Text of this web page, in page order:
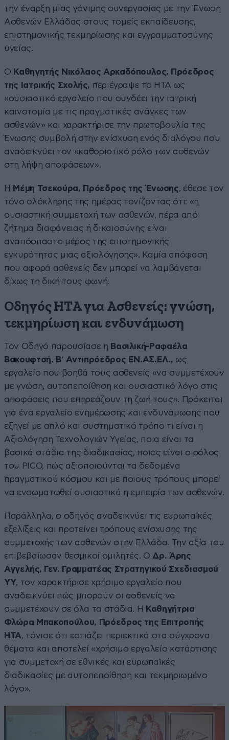
την έναρξη μιας γόνιμης συνεργασίας με την Ένωση
Ασθενών Ελλάδας στους τομείς εκπαίδευσης,
επιστημονικής τεκμηρίωσης και εγγραμματοσύνης
υγείας.
Ο Καθηγητής Νικόλαος Αρκαδόπουλος, Πρόεδρος
της Ιατρικής Σχολής, περιέγραψε το HTA ως
«ουσιαστικό εργαλείο που συνδέει την ιατρική
καινοτομία με τις πραγματικές ανάγκες των
ασθενών» και χαρακτήρισε την πρωτοβουλία της
Ένωσης συμβολή στην ενίσχυση ενός διαλόγου που
αναδεικνύει τον «καθοριστικό ρόλο των ασθενών
στη λήψη αποφάσεων».
Η Μέμη Τσεκούρα, Πρόεδρος της Ένωσης, έθεσε τον
τόνο ολόκληρης της ημέρας τονίζοντας ότι: «η
ουσιαστική συμμετοχή των ασθενών, πέρα από
ζήτημα διαφάνειας ή δικαιοσύνης είναι
αναπόσπαστο μέρος της επιστημονικής
εγκυρότητας μιας αξιολόγησης». Καμία απόφαση
που αφορά ασθενείς δεν μπορεί να λαμβάνεται
δίχως τη δική τους φωνή.
Οδηγός HTA για Ασθενείς: γνώση,
τεκμηρίωση και ενδυνάμωση
Τον Οδηγό παρουσίασε η Βασιλική-Ραφαέλα
Βακουφτσή, Βʹ Αντιπρόεδρος ΕΝ.ΑΣ.ΕΛ., ως
εργαλείο που βοηθά τους ασθενείς «να συμμετέχουν
με γνώση, αυτοπεποίθηση και ουσιαστικό λόγο στις
αποφάσεις που επηρεάζουν τη ζωή τους». Πρόκειται
για ένα εργαλείο ενημέρωσης και ενδυνάμωσης που
εξηγεί με απλό και συστηματικό τρόπο τι είναι η
Αξιολόγηση Τεχνολογιών Υγείας, ποια είναι τα
βασικά στάδια της διαδικασίας, ποιος είναι ο ρόλος
του PICO, πώς αξιοποιούνται τα δεδομένα
πραγματικού κόσμου και με ποιους τρόπους μπορεί
να ενσωματωθεί ουσιαστικά η εμπειρία των ασθενών.
Παράλληλα, ο οδηγός αναδεικνύει τις ευρωπαϊκές
εξελίξεις και προτείνει τρόπους ενίσχυσης της
συμμετοχής των ασθενών στην Ελλάδα. Την αξία του
επιβεβαίωσαν θεσμικοί ομιλητές. Ο Δρ. Άρης
Αγγελής, Γεν. Γραμματέας Στρατηγικού Σχεδιασμού
ΥΥ, τον χαρακτήρισε χρήσιμο εργαλείο που
αναδεικνύει πώς μπορούν οι ασθενείς να
συμμετέχουν σε όλα τα στάδια. Η Καθηγήτρια
Φλώρα Μπακοπούλου, Πρόεδρος της Επιτροπής
HTA, τόνισε ότι εστιάζει περιεκτικά στα σύγχρονα
θέματα και αποτελεί «χρήσιμο εργαλείο κατάρτισης
για συμμετοχή σε εθνικές και ευρωπαϊκές
διαδικασίες με αυτοπεποίθηση και τεκμηριωμένο
λόγο».